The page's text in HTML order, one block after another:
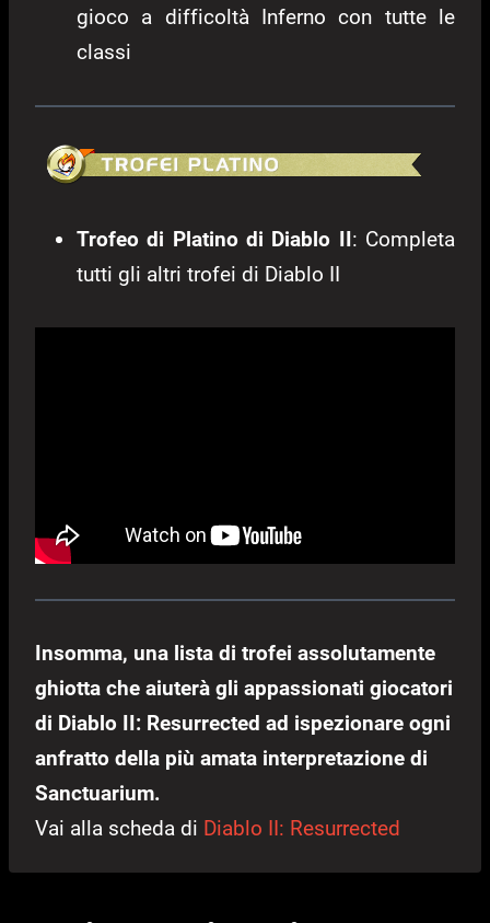
gioco a difficoltà Inferno con tutte le
classi
Trofeo di Platino di Diablo II: Completa
tutti gli altri trofei di Diablo II
Insomma, una lista di trofei assolutamente
ghiotta che aiuterà gli appassionati giocatori
di Diablo II: Resurrected ad ispezionare ogni
anfratto della più amata interpretazione di
Sanctuarium.
Vai alla scheda di Diablo II: Resurrected